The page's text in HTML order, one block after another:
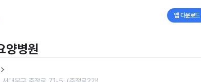
앱 다운로드
양병원